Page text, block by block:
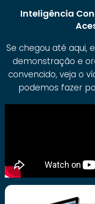
Inteligência
Se chegou até aqui,
demonstração e
convencido, veja o
podemos fazer